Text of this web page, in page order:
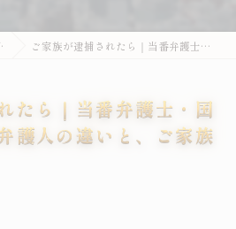
ご家族が逮捕されたら｜当番弁護士・国選弁護人・私選弁護人の違いと、ご家族の動き方
たら｜当番弁護士・国
護人の違いと、ご家族